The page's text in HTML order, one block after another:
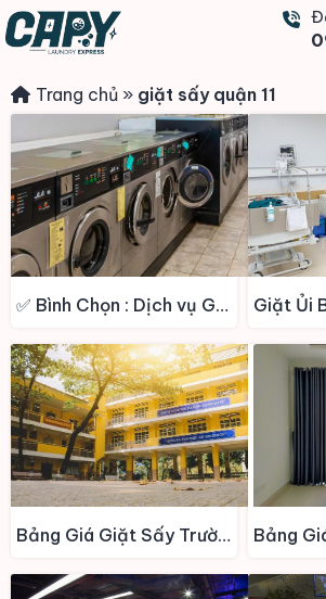
Trang chủ » giặt sấy quận 11
✅ Bình Chọn : Dịch vụ Giặt sấy – Giặt hấp – Giặt khô – Giặt Công Nghiệp – Vệ Sinh giày Quận 11
Bảng Giá Giặt Sấy Trường Học – KTX